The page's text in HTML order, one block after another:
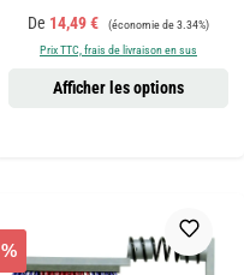
Prix de vente :
De 14,49 € Prix régulier :
(économie de 3.34%)
Prix TTC, frais de livraison en sus
Afficher les options
%